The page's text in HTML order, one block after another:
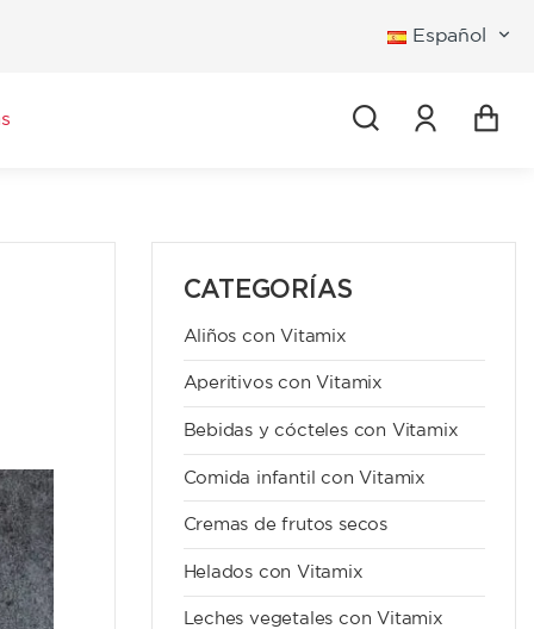
Español
Iniciar
CATEGORÍAS
Aliños con Vitamix
Aperitivos con Vitamix
Bebidas y cócteles con Vitamix
Comida infantil con Vitamix
Cremas de frutos secos
Helados con Vitamix
Leches vegetales con Vitamix